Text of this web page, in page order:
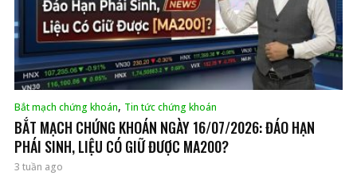
Bắt mạch chứng khoán, Tin tức chứng khoán
BẮT MẠCH CHỨNG KHOÁN NGÀY 16/07/2026: ĐÁO HẠN
PHÁI SINH, LIỆU CÓ GIỮ ĐƯỢC MA200?
3 tuần ago